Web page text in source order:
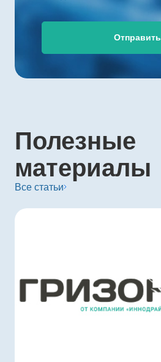
Отправить
Полезные
материалы
Все статьи